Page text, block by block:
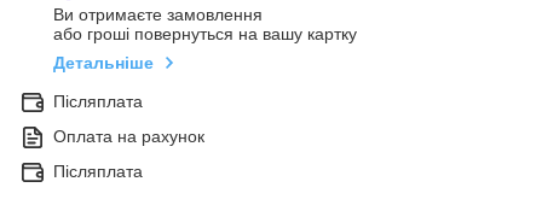
Ви отримаєте замовлення
або гроші повернуться на вашу картку
Детальніше
Післяплата
Оплата на рахунок
Післяплата